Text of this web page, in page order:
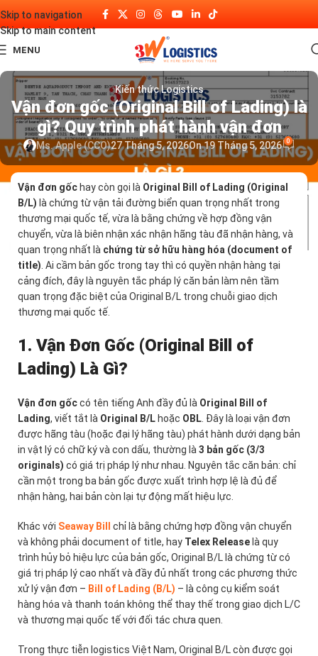
Skip to navigation
Skip to main content
MENU
Kiến thức Logistics
Vận đơn gốc (Original Bill of Lading) là
gì? Quy trình phát hành vận đơn
Ms. Apple (CCO)27 Tháng 5, 2026On 19 Tháng 5, 2026 0
Vận đơn gốchay còn gọi là Original Bill of Lading (Original
B/L) là chứng từ vận tải đường biển quan trọng nhất trong
thương mại quốc tế, vừa là bằng chứng về hợp đồng vận
chuyển, vừa là biên nhận xác nhận hãng tàu đã nhận hàng, và
quan trọng nhất là chứng từ sở hữu hàng hóa (document of
title) . Ai cầm bản gốc trong tay thì có quyền nhận hàng tại
cảng đích, đây là nguyên tắc pháp lý căn bản làm nên tầm
quan trọng đặc biệt của Original B/L trong chuỗi giao dịch
thương mại quốc tế.
1. Vận Đơn Gốc (Original Bill of
Lading) Là Gì?
Vận đơn gốccó tên tiếng Anh đầy đủ là Original Bill of
Lading, viết tắt là Original B/Lhoặc OBL . Đây là loại vận đơn
được hãng tàu (hoặc đại lý hãng tàu) phát hành dưới dạng bản
in vật lý có chữ ký và con dấu, thường là 3 bản gốc (3/3
originals) có giá trị pháp lý như nhau. Nguyên tắc căn bản: chỉ
cần một trong ba bản gốc được xuất trình hợp lệ là đủ để
nhận hàng, hai bản còn lại tự động mất hiệu lực.
Khác với Seaway Bill chỉ là bằng chứng hợp đồng vận chuyển
và không phải document of title, hay Telex Releaselà quy
trình hủy bỏ hiệu lực của bản gốc, Original B/L là chứng từ có
giá trị pháp lý cao nhất và đầy đủ nhất trong các phương thức
xử lý vận đơn – Bill of Lading (B/L) – là công cụ kiểm soát
hàng hóa và thanh toán không thể thay thế trong giao dịch L/C
và thương mại quốc tế với đối tác chưa quen.
Trong thực tiễn logistics Việt Nam, Original B/L còn được gọi